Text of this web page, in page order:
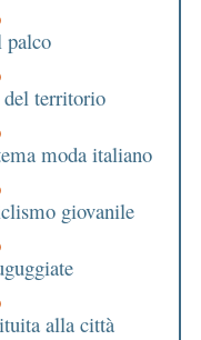
palco
del territorio
moda italiano
giovanile
alla città